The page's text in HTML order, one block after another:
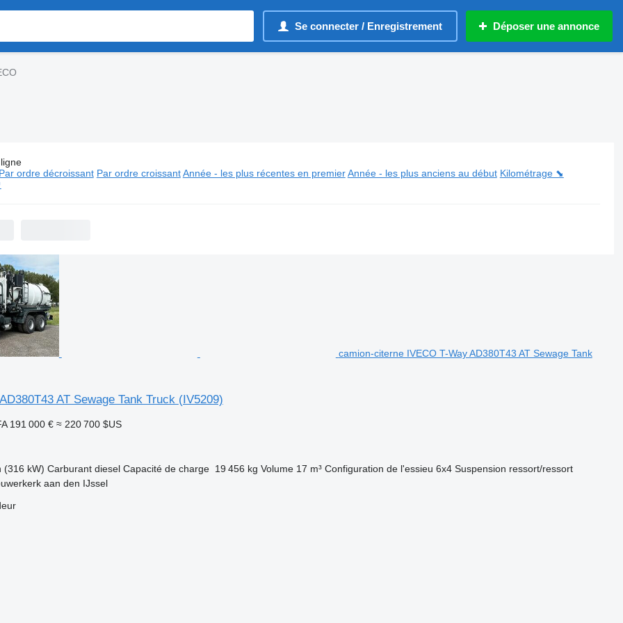
Se connecter / Enregistrement Déposer une annonce
Camions-citernes IVECO
Par ordre décroissant Par ordre croissant Année - les plus récentes en premier Année - les plus anciens au début Kilométrage ⬊
camion-citerne IVECO T-Way AD380T43 AT Sewage Tank
AT Sewage Tank Truck (IV5209)
191 000 € ≈ 220 700 $US
(316 kW) Carburant diesel Capacité de charge 19 456 kg Volume 17 m³ Configuration de l'essieu 6x4 Suspension ressort/ressort
aan den IJssel